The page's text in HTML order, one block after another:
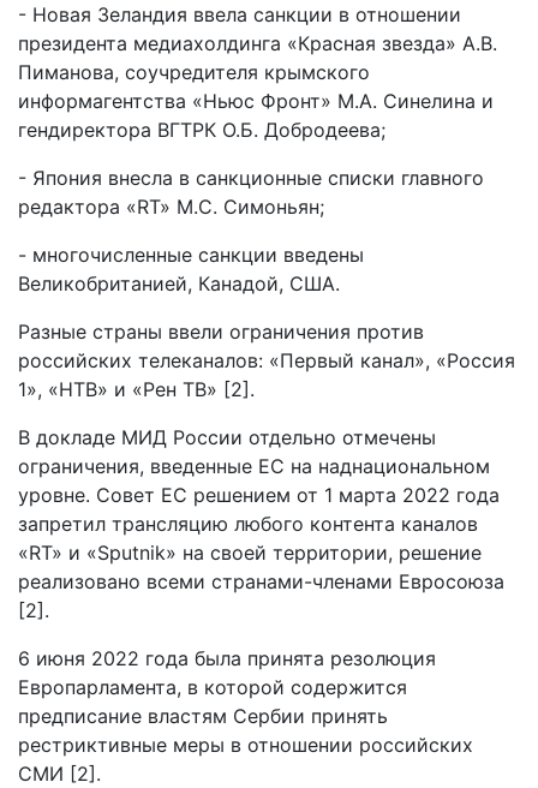
- Новая Зеландия ввела санкции в отношении
президента медиахолдинга «Красная звезда» А.В.
Пиманова, соучредителя крымского
информагентства «Ньюс Фронт» М.А. Синелина и
гендиректора ВГТРК О.Б. Добродеева;
- Япония внесла в санкционные списки главного
редактора «RT» М.С. Симоньян;
- многочисленные санкции введены
Великобританией, Канадой, США.
Разные страны ввели ограничения против
российских телеканалов: «Первый канал», «Россия
1», «НТВ» и «Рен ТВ» [2].
В докладе МИД России отдельно отмечены
ограничения, введенные ЕС на наднациональном
уровне. Совет ЕС решением от 1 марта 2022 года
запретил трансляцию любого контента каналов
«RT» и «Sputnik» на своей территории, решение
реализовано всеми странами-членами Евросоюза
[2].
6 июня 2022 года была принята резолюция
Европарламента, в которой содержится
предписание властям Сербии принять
рестриктивные меры в отношении российских
СМИ [2].